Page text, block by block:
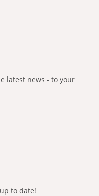
latest news - to your
to date!